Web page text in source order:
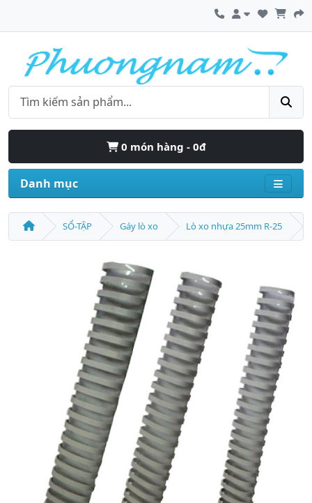
0 món hàng - 0đ
Danh mục
SỔ-TẬP Gáy lò xo Lò xo nhựa 25mm R-25